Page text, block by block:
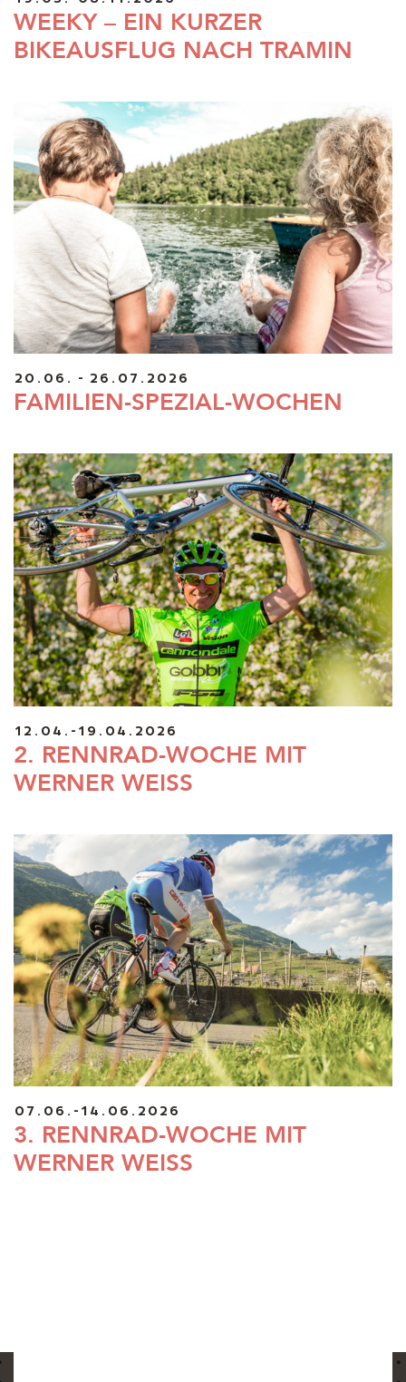
WEEKY – EIN KURZER
BIKEAUSFLUG NACH TRAMIN
20.06. - 26.07.2026
FAMILIEN-SPEZIAL-WOCHEN
12.04.-19.04.2026
2. RENNRAD-WOCHE MIT
WERNER WEISS
07.06.-14.06.2026
3. RENNRAD-WOCHE MIT
WERNER WEISS